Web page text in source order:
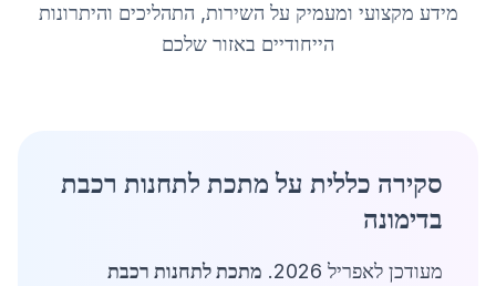
מידע מקצועי ומעמיק על השירות, התהליכים והיתרונות
הייחודיים באזור שלכם
סקירה כללית על מתכת לתחנות רכבת
בדימונה
מעודכן לאפריל 2026.
מתכת לתחנות רכבת